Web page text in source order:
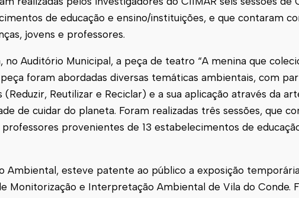
de educação e ensino/instituições, e que contaram
jovens e professores.
no Auditório Municipal, a peça de teatro “A menina que
foram abordadas diversas temáticas ambientais, com
Reutilizar e Reciclar) e a sua aplicação através da
de cuidar do planeta. Foram realizadas três sessões, que
provenientes de 13 estabelecimentos de
Ambiental, esteve patente ao público a exposição
Monitorização e Interpretação Ambiental de Vila do Conde.